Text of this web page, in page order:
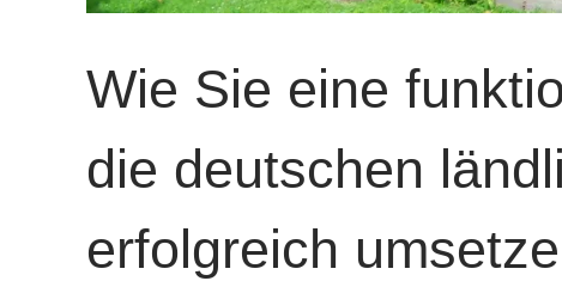
Wie Sie eine
die deutschen
erfolgreich